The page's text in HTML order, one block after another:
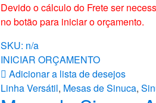
Devido o cálculo do Frete ser
no botão para iniciar o orçamento.
SKU: n/a
INICIAR ORÇAMENTO
Adicionar a lista de desejos
Linha Versátil, Mesas de Sinuca,